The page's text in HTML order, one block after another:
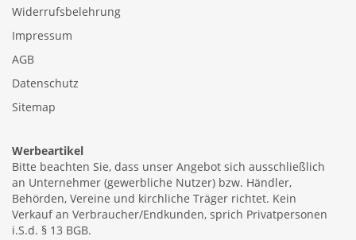
Widerrufsbelehrung
Impressum
AGB
Datenschutz
Sitemap
Werbeartikel
Bitte beachten Sie, dass unser Angebot sich ausschließlich
an Unternehmer (gewerbliche Nutzer) bzw. Händler,
Behörden, Vereine und kirchliche Träger richtet. Kein
Verkauf an Verbraucher/Endkunden, sprich Privatpersonen
i.S.d. § 13 BGB.